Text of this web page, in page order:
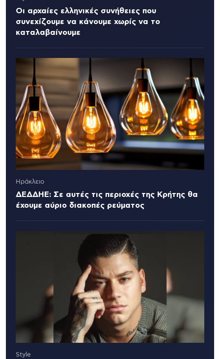
Οι αρχαίες ελληνικές συνήθειες που
συνεχίζουμε να κάνουμε χωρίς να το
καταλαβαίνουμε
Ηράκλειο
ΔΕΔΔΗΕ: Σε αυτές τις περιοχές της Κρήτης θα
έχουμε αύριο διακοπές ρεύματος
Style